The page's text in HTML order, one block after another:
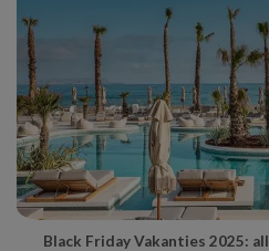
Black Friday Vakanties 2025: